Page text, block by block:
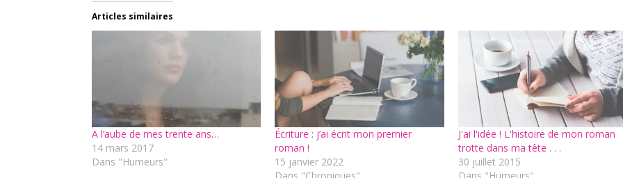
Articles similaires
A l’aube de mes trente ans…
14 mars 2017
Dans "Humeurs"
Écriture : j’ai écrit mon premier
roman !
15 janvier 2022
Dans "Chroniques"
J'ai l'idée ! L'histoire de mon roman
trotte dans ma tête . . .
30 juillet 2015
Dans "Humeurs"